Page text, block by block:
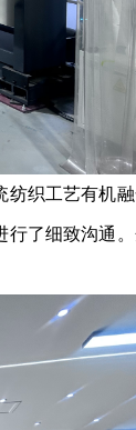
织工艺有机
了细致沟通